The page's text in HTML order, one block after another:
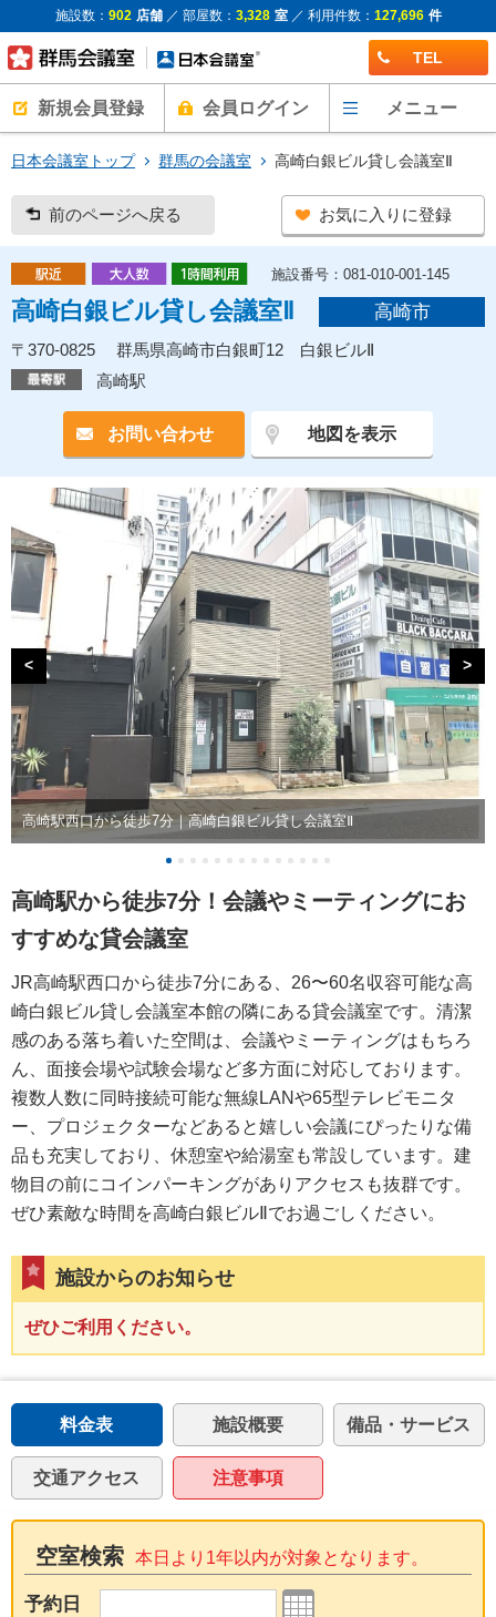
施設数： 902 店舗／ 部屋数： 3,328 室／ 利用件数： 127,696 件
TEL
新規会員登録 会員ログイン メニュー
日本会議室トップ 群馬の会議室 高崎白銀ビル貸し会議室Ⅱ
前のページへ戻る お気に入りに登録
施設番号：081-010-001-145
高崎白銀ビル貸し会議室Ⅱ 高崎市
〒370-0825 群馬県高崎市白銀町12 白銀ビルⅡ
高崎駅
お問い合わせ 地図を表示
高崎駅西口から徒歩7分｜高崎白銀ビル貸し会議室Ⅱ
< >
高崎駅から徒歩7分！会議やミーティングにお
すすめな貸会議室
JR高崎駅西口から徒歩7分にある、26〜60名収容可能な高
崎白銀ビル貸し会議室本館の隣にある貸会議室です。清潔
感のある落ち着いた空間は、会議やミーティングはもちろ
ん、面接会場や試験会場など多方面に対応しております。
複数人数に同時接続可能な無線LANや65型テレビモニタ
ー、プロジェクターなどあると嬉しい会議にぴったりな備
品も充実しており、休憩室や給湯室も常設しています。建
物目の前にコインパーキングがありアクセスも抜群です。
ぜひ素敵な時間を高崎白銀ビルⅡでお過ごしください。
施設からのお知らせ
ぜひご利用ください。
料金表 施設概要 備品・サービス
交通アクセス 注意事項
空室検索 本日より1年以内が対象となります。
予約日